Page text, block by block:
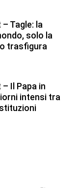
Tagle: la
solo la
trasfigura
Il Papa in
intensi tra